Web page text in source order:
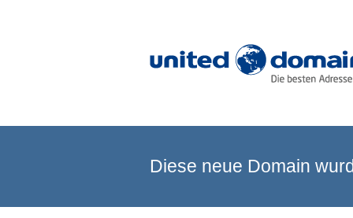
Diese neue Domain